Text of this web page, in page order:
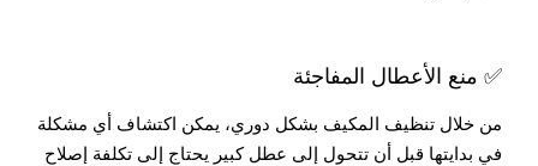
✅ منع الأعطال المفاجئة
من خلال تنظيف المكيف بشكل دوري، يمكن اكتشاف أي مشكلة
في بدايتها قبل أن تتحول إلى عطل كبير يحتاج إلى تكلفة إصلاح